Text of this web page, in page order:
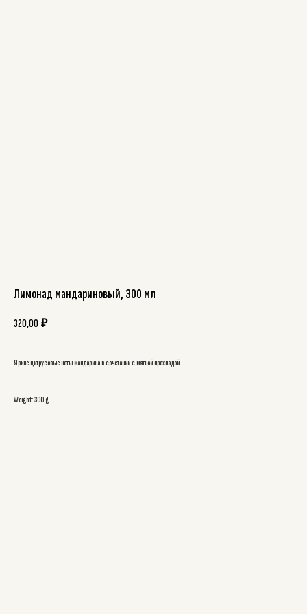
Лимонад мандариновый, 300 мл
320,00 ₽
Яркие цитрусовые ноты мандарина в сочетании с мятной прохладой
Weight: 300 g